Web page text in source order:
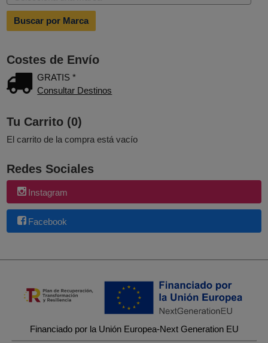
Costes de Envío
GRATIS *
Consultar Destinos
Tu Carrito (0)
El carrito de la compra está vacío
Redes Sociales
Instagram
Facebook
Financiado por la Unión Europea-Next Generation EU